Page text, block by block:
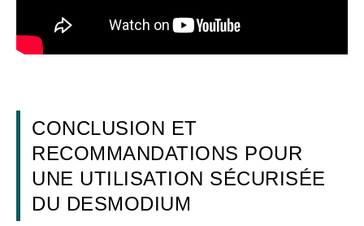
CONCLUSION ET
RECOMMANDATIONS POUR
UNE UTILISATION SÉCURISÉE
DU DESMODIUM